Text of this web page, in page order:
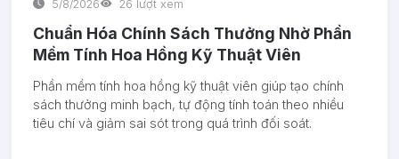
5/8/2026 26 lượt xem
Chuẩn Hóa Chính Sách Thưởng Nhờ Phần
Mềm Tính Hoa Hồng Kỹ Thuật Viên
Phần mềm tính hoa hồng kỹ thuật viên giúp tạo chính
sách thưởng minh bạch, tự động tính toán theo nhiều
tiêu chí và giảm sai sót trong quá trình đối soát.